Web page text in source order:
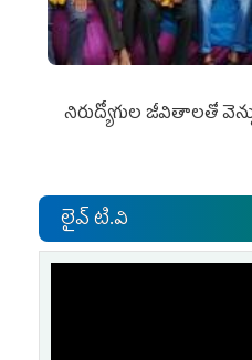
నిరుద్యోగుల జీవితాలతో
లైవ్ టి.వి